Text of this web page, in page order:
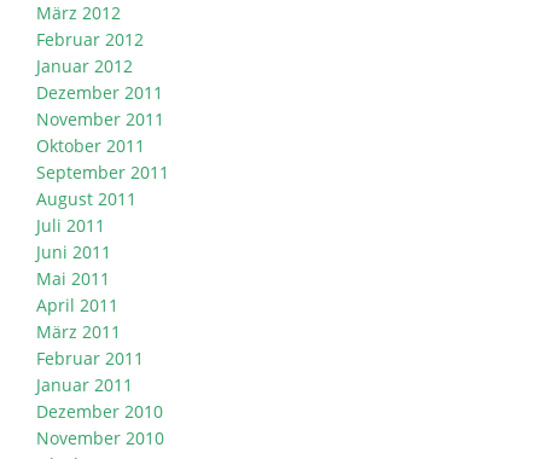
März 2012
Februar 2012
Januar 2012
Dezember 2011
November 2011
Oktober 2011
September 2011
August 2011
Juli 2011
Juni 2011
Mai 2011
April 2011
März 2011
Februar 2011
Januar 2011
Dezember 2010
November 2010